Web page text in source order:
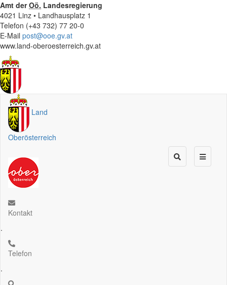
Amt derOö. Landesregierung
4021 Linz • Landhausplatz 1
Telefon (+43 732) 77 20-0
E-Mail post@ooe.gv.at
www.land-oberoesterreich.gv.at
Land
Oberösterreich
Kontakt
.
Telefon
.